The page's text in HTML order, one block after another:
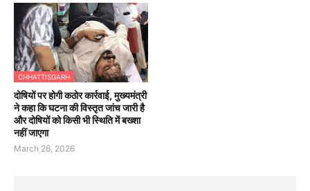
CHHATTISGARH
दोषियों पर होगी कठोर कार्रवाई, मुख्यमंत्री
ने कहा कि घटना की विस्तृत जांच जारी है
और दोषियों को किसी भी स्थिति में बख्शा
नहीं जाएगा
March 26, 2026